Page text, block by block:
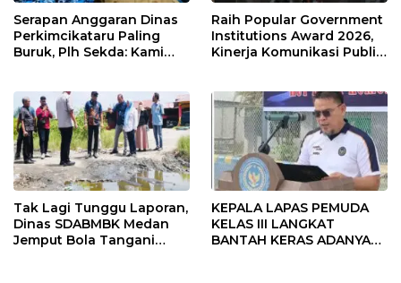
Serapan Anggaran Dinas
Perkimcikataru Paling
Buruk, Plh Sekda: Kami
Raih Popular Government
Institutions Award 2026,
Kinerja Komunikasi Publik
Tak Lagi Tunggu Laporan,
Dinas SDABMBK Medan
Jemput Bola Tangani
KEPALA LAPAS PEMUDA
KELAS III LANGKAT
BANTAH KERAS ADANYA